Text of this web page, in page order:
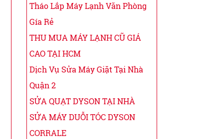
Tháo Lắp Máy Lạnh Văn Phòng
Gía Rẻ
THU MUA MÁY LẠNH CŨ GIÁ
CAO TẠI HCM
Dịch Vụ Sửa Máy Giặt Tại Nhà
Quận 2
SỬA QUẠT DYSON TẠI NHÀ
SỬA MÁY DUỖI TÓC DYSON
CORRALE